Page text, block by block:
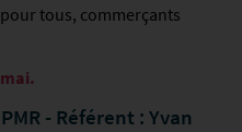
tous, commerçants
- Référent : Yvan